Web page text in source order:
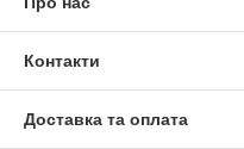
Контакти
Доставка та оплата